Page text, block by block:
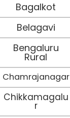
Bagalkot
Belagavi
Bengaluru
Rural
Chamrajanagar
Chikkamagalu
r